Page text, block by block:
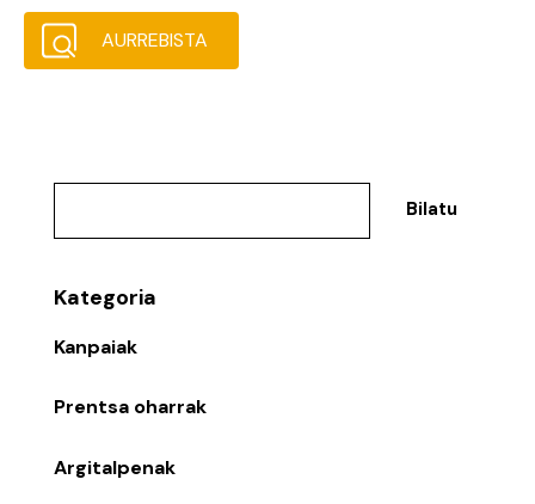
AURREBISTA
Bilatu
Kategoria
Kanpaiak
Prentsa oharrak
Argitalpenak